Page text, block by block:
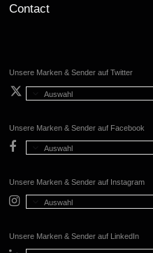
Contact
Unsere Marken & Sender auf Twitter
Auswahl
Unsere Marken & Sender auf Facebook
Auswahl
Unsere Marken & Sender auf Instagram
Auswahl
Unsere Marken & Sender auf LinkedIn